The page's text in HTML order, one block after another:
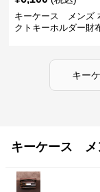
キーケース メンズ
クトキーホルダー財
キー
キーケース メ